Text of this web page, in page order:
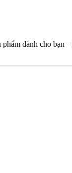
dành cho bạn –